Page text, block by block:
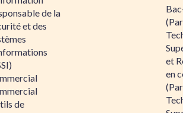
de la
et des
de
et
en